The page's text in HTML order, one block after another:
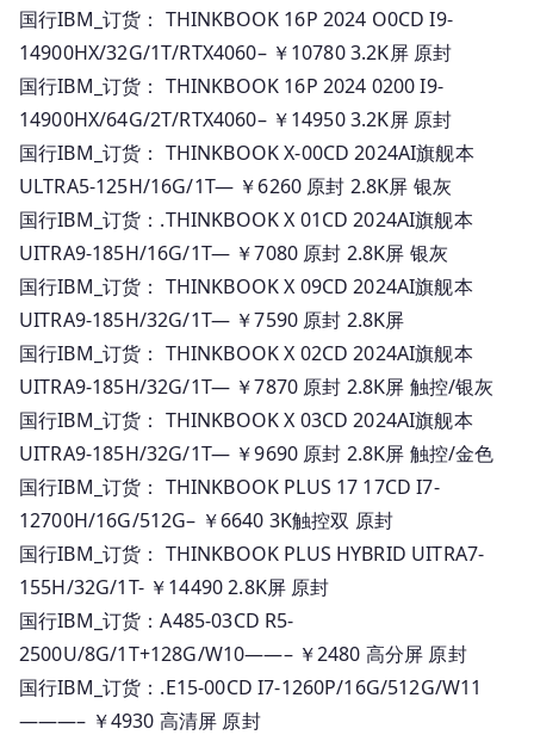
国行IBM_订货： THINKBOOK 16P 2024 O0CD I9-
14900HX/32G/1T/RTX4060– ￥10780 3.2K屏 原封
国行IBM_订货： THINKBOOK 16P 2024 0200 I9-
14900HX/64G/2T/RTX4060– ￥14950 3.2K屏 原封
国行IBM_订货： THINKBOOK X-00CD 2024AI旗舰本
ULTRA5-125H/16G/1T— ￥6260 原封 2.8K屏 银灰
国行IBM_订货：.THINKBOOK X 01CD 2024AI旗舰本
UITRA9-185H/16G/1T— ￥7080 原封 2.8K屏 银灰
国行IBM_订货： THINKBOOK X 09CD 2024AI旗舰本
UITRA9-185H/32G/1T— ￥7590 原封 2.8K屏
国行IBM_订货： THINKBOOK X 02CD 2024AI旗舰本
UITRA9-185H/32G/1T— ￥7870 原封 2.8K屏 触控/银灰
国行IBM_订货： THINKBOOK X 03CD 2024AI旗舰本
UITRA9-185H/32G/1T— ￥9690 原封 2.8K屏 触控/金色
国行IBM_订货： THINKBOOK PLUS 17 17CD I7-
12700H/16G/512G– ￥6640 3K触控双 原封
国行IBM_订货： THINKBOOK PLUS HYBRID UITRA7-
155H/32G/1T- ￥14490 2.8K屏 原封
国行IBM_订货：A485-03CD R5-
2500U/8G/1T+128G/W10——– ￥2480 高分屏 原封
国行IBM_订货：.E15-00CD I7-1260P/16G/512G/W11
———– ￥4930 高清屏 原封